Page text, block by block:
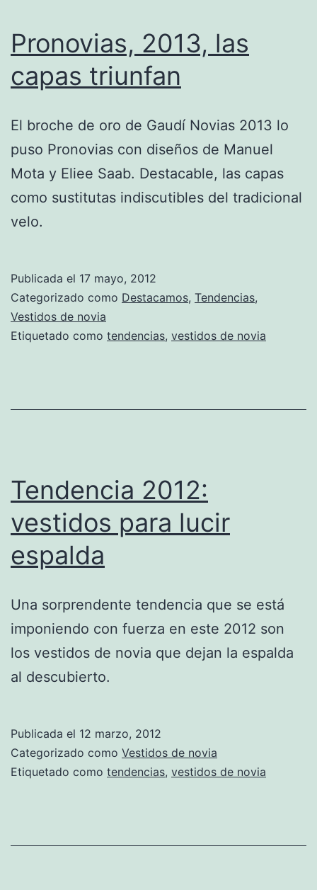
Pronovias, 2013, las
capas triunfan
El broche de oro de Gaudí Novias 2013 lo
puso Pronovias con diseños de Manuel
Mota y Eliee Saab. Destacable, las capas
como sustitutas indiscutibles del tradicional
velo.
Publicada el 17 mayo, 2012
Categorizado como Destacamos, Tendencias,
Vestidos de novia
Etiquetado como tendencias, vestidos de novia
Tendencia 2012:
vestidos para lucir
espalda
Una sorprendente tendencia que se está
imponiendo con fuerza en este 2012 son
los vestidos de novia que dejan la espalda
al descubierto.
Publicada el 12 marzo, 2012
Categorizado como Vestidos de novia
Etiquetado como tendencias, vestidos de novia